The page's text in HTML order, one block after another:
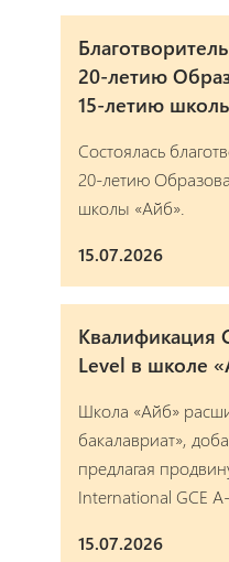
20-летию
15-летию
Состоялась
20-летию
школы «Айб».
15.07.2026
Квалификация
Level в школе
Школа «Айб»
бакалавриат»,
предлагая
International GCE A-
15.07.2026